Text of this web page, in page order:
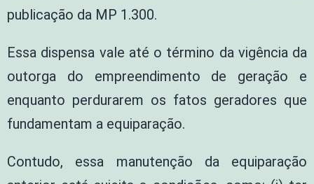
publicação da MP 1.300.
Essa dispensa vale até o término da vigência da
outorga do empreendimento de geração e
enquanto perdurarem os fatos geradores que
fundamentam a equiparação.
Contudo, essa manutenção da equiparação